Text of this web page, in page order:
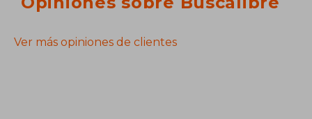
Ver más opiniones de clientes